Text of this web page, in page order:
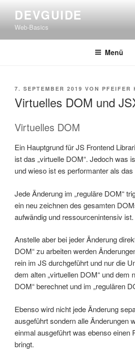
springen
DEVGUIDE
Web-Basics
Menü
VERÖFFENTLICHT
7. SEPTEMBER 2019 VON PFEIFER
Virtuelles DOM und
Virtuelles DOM
Ein Hauptgrund für JS Frontend
ist das „virtuelle DOM“. Jedoch was
und wieso ist es performanter als das
Jede Änderung im „reguläre DOM“
ein neu zeichnen des gesamten
aufwändig und ressourcenintensiv ist.
Anstelle aber bei jeder Änderung
DOM“ zu arbeiten werden
rein im JS durchgeführt und nur die
dem alten „virtuellen DOM“ und dem
DOM“ berechnet und im „regulären
Ebenso wird nicht jede Änderung
ausgeführt sondern alle Änderungen
einmal ausgeführt was ebenso einen
bringt.